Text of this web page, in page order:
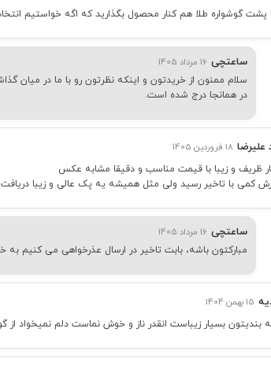
پشت گوشواره طلا هم کنار محصول بگذارید که اگه خواستیم
ساعتچی 16 مرداد 1405
سلام ممنون از خریدتون و اینکه نظرتون رو با ما در
در همانجا درج شده است.
علیرضا 18 فروردین 1405
ظریف و زیبا با قیمت مناسب و دقیقا مشابه عکس
کمی با تاخیر رسید ولی مثل همیشه یه پک عالی و زیبا
ساعتچی 16 مرداد 1405
مبارکتون باشه، بابت تاخیر در ارسال عذرخواهی می کنیم
15 بهمن 1404
بندیتون بسیار زیباست انقدر ناز و خوش نماست دلم نمیخواد از